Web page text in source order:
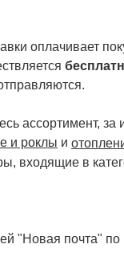
оплачивает
ассортимент,
и роклы и
входящие в
"Новая почта"